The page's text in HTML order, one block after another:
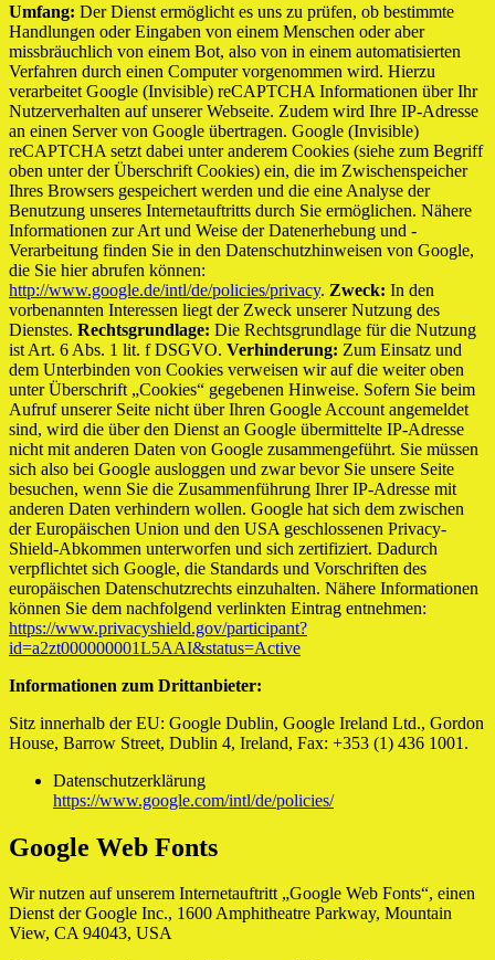
Umfang: Der Dienst ermöglicht es uns zu prüfen, ob bestimmte
Handlungen oder Eingaben von einem Menschen oder aber
missbräuchlich von einem Bot, also von in einem automatisierten
Verfahren durch einen Computer vorgenommen wird. Hierzu
verarbeitet Google (Invisible) reCAPTCHA Informationen über Ihr
Nutzerverhalten auf unserer Webseite. Zudem wird Ihre IP-Adresse
an einen Server von Google übertragen. Google (Invisible)
reCAPTCHA setzt dabei unter anderem Cookies (siehe zum Begriff
oben unter der Überschrift Cookies) ein, die im Zwischenspeicher
Ihres Browsers gespeichert werden und die eine Analyse der
Benutzung unseres Internetauftritts durch Sie ermöglichen. Nähere
Informationen zur Art und Weise der Datenerhebung und -
Verarbeitung finden Sie in den Datenschutzhinweisen von Google,
die Sie hier abrufen können:
http://www.google.de/intl/de/policies/privacy. Zweck: In den
vorbenannten Interessen liegt der Zweck unserer Nutzung des
Dienstes. Rechtsgrundlage: Die Rechtsgrundlage für die Nutzung
ist Art. 6 Abs. 1 lit. f DSGVO. Verhinderung: Zum Einsatz und
dem Unterbinden von Cookies verweisen wir auf die weiter oben
unter Überschrift „Cookies“ gegebenen Hinweise. Sofern Sie beim
Aufruf unserer Seite nicht über Ihren Google Account angemeldet
sind, wird die über den Dienst an Google übermittelte IP-Adresse
nicht mit anderen Daten von Google zusammengeführt. Sie müssen
sich also bei Google ausloggen und zwar bevor Sie unsere Seite
besuchen, wenn Sie die Zusammenführung Ihrer IP-Adresse mit
anderen Daten verhindern wollen. Google hat sich dem zwischen
der Europäischen Union und den USA geschlossenen Privacy-
Shield-Abkommen unterworfen und sich zertifiziert. Dadurch
verpflichtet sich Google, die Standards und Vorschriften des
europäischen Datenschutzrechts einzuhalten. Nähere Informationen
können Sie dem nachfolgend verlinkten Eintrag entnehmen:
https://www.privacyshield.gov/participant?
id=a2zt000000001L5AAI&status=Active
Informationen zum Drittanbieter:
Sitz innerhalb der EU: Google Dublin, Google Ireland Ltd., Gordon
House, Barrow Street, Dublin 4, Ireland, Fax: +353 (1) 436 1001.
Datenschutzerklärung
https://www.google.com/intl/de/policies/
Google Web Fonts
Wir nutzen auf unserem Internetauftritt „Google Web Fonts“, einen
Dienst der Google Inc., 1600 Amphitheatre Parkway, Mountain
View, CA 94043, USA